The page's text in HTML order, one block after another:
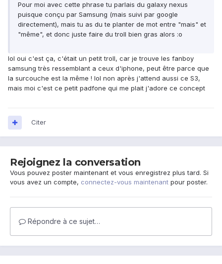
Pour moi avec cette phrase tu parlais du galaxy nexus
puisque conçu par Samsung (mais suivi par google
directement), mais tu as du te planter de mot entre "mais" et
"même", et donc juste faire du troll bien gras alors :o
lol oui c'est ça, c'était un petit troll, car je trouve les fanboy
samsung très ressemblant a ceux d'iphone, peut être parce que
la surcouche est la même ! lol non après j'attend aussi ce S3,
mais moi c'est ce petit padfone qui me plait j'adore ce concept
Citer
Rejoignez la conversation
Vous pouvez poster maintenant et vous enregistrez plus tard. Si
vous avez un compte, connectez-vous maintenant pour poster.
Répondre à ce sujet…